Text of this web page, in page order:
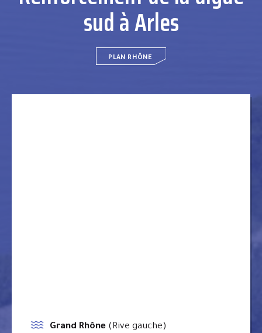
sud à Arles
PLAN RHÔNE
Grand Rhône (Rive gauche)